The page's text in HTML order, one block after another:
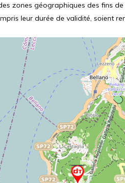
zones géographiques des fins
leur durée de validité, soient